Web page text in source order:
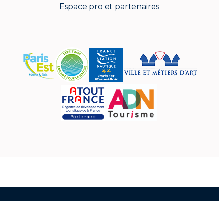
Espace pro et partenaires